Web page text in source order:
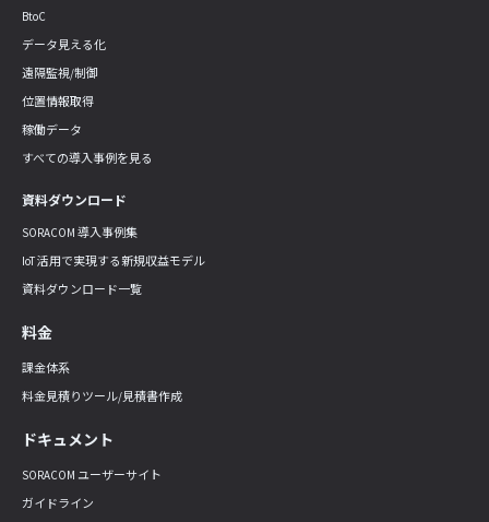
BtoC
データ見える化
遠隔監視/制御
位置情報取得
稼働データ
すべての導入事例を見る
資料ダウンロード
SORACOM 導入事例集
IoT 活用で実現する新規収益モデル
資料ダウンロード一覧
料金
課金体系
料金見積りツール/見積書作成
ドキュメント
SORACOM ユーザーサイト
ガイドライン